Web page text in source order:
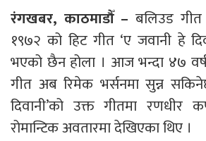
रंगखबर, काठमाडौँ – बलिउड
१९७२ को हिट गीत ‘ए जवानी हे
भएको छैन होला । आज भन्दा ४७ वर्ष
गीत अब रिमेक भर्सनमा सुन्न
दिवानी’को उक्त गीतमा
रोमान्टिक अवतारमा देखिएका थिए ।